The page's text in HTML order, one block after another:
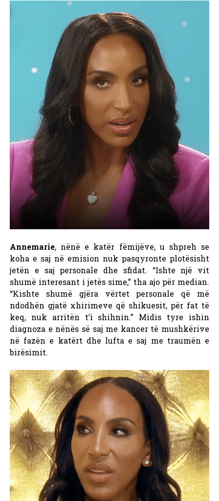
Annemarie, nënë e katër fëmijëve, u shpreh se
koha e saj në emision nuk pasqyronte plotësisht
jetën e saj personale dhe sfidat. “Ishte një vit
shumë interesant i jetës sime,” tha ajo për median.
“Kishte shumë gjëra vërtet personale që më
ndodhën gjatë xhirimeve që shikuesit, për fat të
keq, nuk arritën t’i shihnin.” Midis tyre ishin
diagnoza e nënës së saj me kancer të mushkërive
në fazën e katërt dhe lufta e saj me traumën e
birësimit.